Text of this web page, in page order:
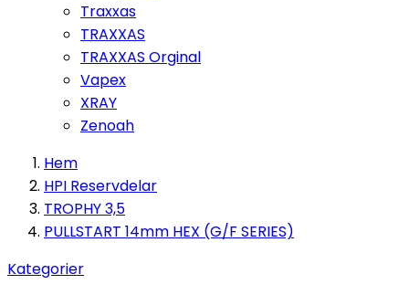
Traxxas
TRAXXAS
TRAXXAS Orginal
Vapex
XRAY
Zenoah
Hem
HPI Reservdelar
TROPHY 3,5
PULLSTART 14mm HEX (G/F SERIES)
Kategorier